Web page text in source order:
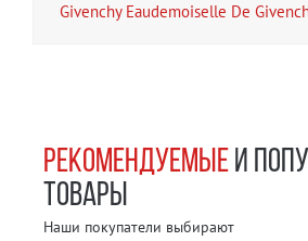
Givenchy Eaudemoiselle De
РЕКОМЕНДУЕМЫЕИ
ТОВАРЫ
Наши покупатели выбирают